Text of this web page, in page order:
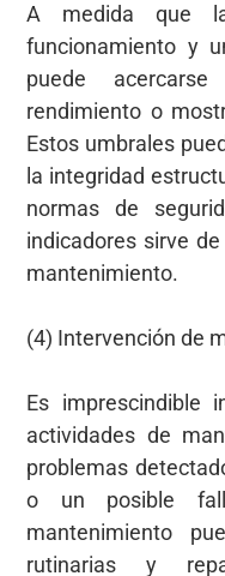
A medida que
funcionamiento y
puede
rendimiento o
Estos umbrales
la integridad
normas de
indicadores sirve
mantenimiento.
(4) Intervención de
Es imprescindible
actividades de
problemas
o un posible
mantenimiento
rutinarias y